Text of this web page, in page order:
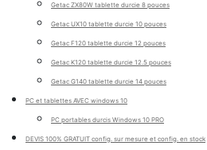
Getac ZX80W tablette durcie 8 pouces
Getac UX10 tablette durcie 10 pouces
Getac F120 tablette durcie 12 pouces
Getac K120 tablette durcie 12.5 pouces
Getac G140 tablette durcie 14 pouces
PC et tablettes AVEC windows 10
PC portables durcis Windows 10 PRO
DEVIS 100% GRATUIT config. sur mesure et config. en stock